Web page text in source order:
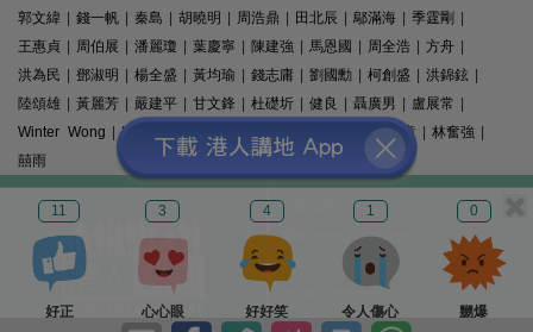
11
好正
3
心心眼
4
好好笑
1
令人傷心
0
嬲爆
郭文緯
錢一帆 秦島 胡曉明 周浩鼎 田北辰 鄔滿海 季霆剛
王惠貞
周伯展 潘麗瓊 葉慶寧 陳建強 馬恩國 周全浩 方舟
洪為民
鄧淑明 楊全盛 黃均瑜 錢志庸 劉國勳 柯創盛 洪錦鉉
陸頌雄
黃麗芳 嚴建平 甘文鋒 杜礎圻 健良 聶廣男 盧展常
Winter Wong
K2 梁文新 羅崑 姚銘 精選文章 林奮強
囍雨
© 港人講地
電郵: speakout@speakout.hk
傳真: 85228041301
版權所有 不得轉載